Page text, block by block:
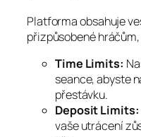
Platforma obsahuje
přizpůsobené
Time Limits:
seance, abyste
přestávku.
Deposit Limits:
vaše utrácení